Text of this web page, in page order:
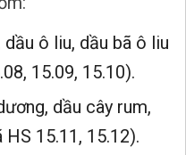
ô liu, dầu bã ô liu
15.09, 15.10).
dầu cây rum,
15.11, 15.12).